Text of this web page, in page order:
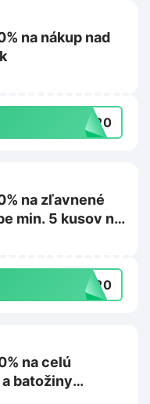
na nákup nad
RA20
na zľavnené
min. 5 kusov na
RA20
na celú
batožiny